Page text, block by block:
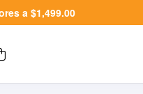
a $1,499.00